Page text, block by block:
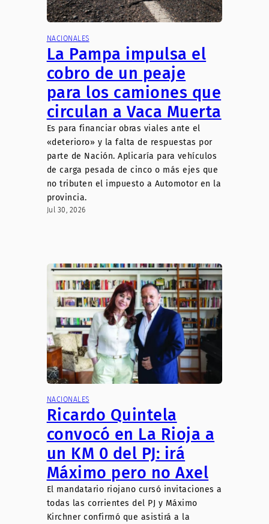
NACIONALES
La Pampa impulsa el
cobro de un peaje
para los camiones que
circulan a Vaca Muerta
Es para financiar obras viales ante el
«deterioro» y la falta de respuestas por
parte de Nación. Aplicaría para vehículos
de carga pesada de cinco o más ejes que
no tributen el impuesto a Automotor en la
provincia.
Jul 30, 2026
NACIONALES
Ricardo Quintela
convocó en La Rioja a
un KM 0 del PJ: irá
Máximo pero no Axel
El mandatario riojano cursó invitaciones a
todas las corrientes del PJ y Máximo
Kirchner confirmó que asistirá a la